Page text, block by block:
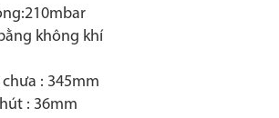
không khí
: 345mm
: 36mm